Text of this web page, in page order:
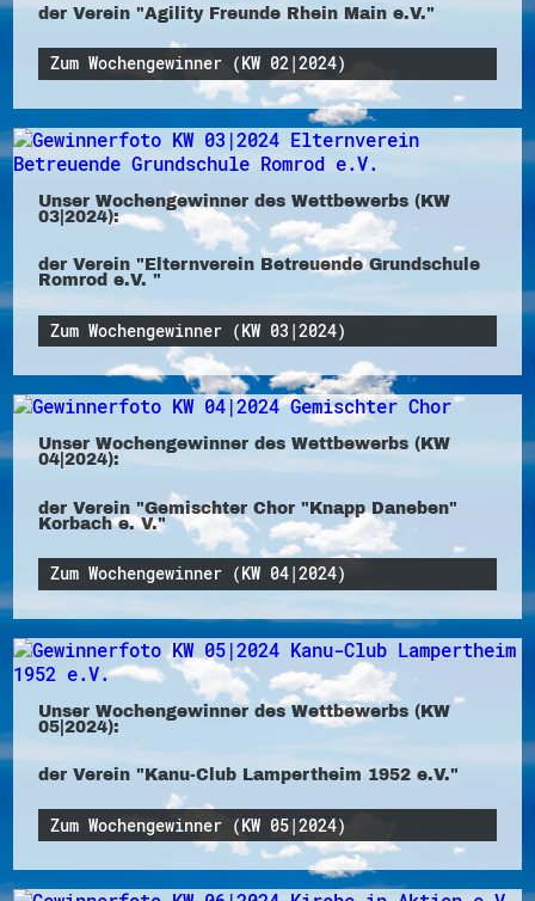
der Verein "Agility Freunde Rhein Main e.V."
Zum Wochengewinner (KW 02|2024)
Unser Wochengewinner des Wettbewerbs (KW
03|2024):
der Verein "Elternverein Betreuende Grundschule
Romrod e.V. "
Zum Wochengewinner (KW 03|2024)
Unser Wochengewinner des Wettbewerbs (KW
04|2024):
der Verein "Gemischter Chor "Knapp Daneben"
Korbach e. V."
Zum Wochengewinner (KW 04|2024)
Unser Wochengewinner des Wettbewerbs (KW
05|2024):
der Verein "Kanu-Club Lampertheim 1952 e.V."
Zum Wochengewinner (KW 05|2024)